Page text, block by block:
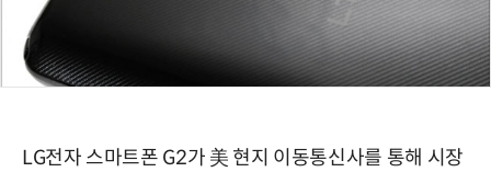
LG전자 스마트폰 G2가 美 현지 이동통신사를 통해 시장